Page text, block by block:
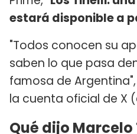
estará disponible a
"Todos conocen su
saben lo que pasa
famosa de
la cuenta oficial de X
Qué dijo